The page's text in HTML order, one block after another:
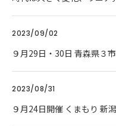
2023/09/02
９月29日・30日 青森県３
2023/08/31
９月24日開催 くまもり 新